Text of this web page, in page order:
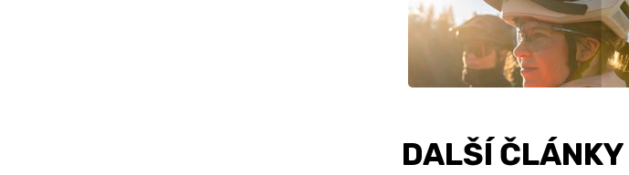
DALŠÍ ČLÁNKY